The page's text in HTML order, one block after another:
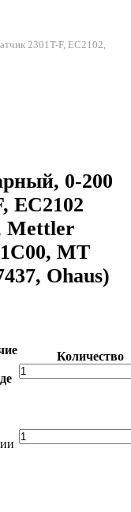
2301T-F, EC2102,
0-200
EC2102
Mettler
MT
Ohaus)
Количество